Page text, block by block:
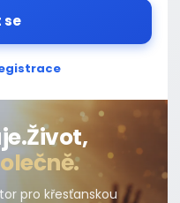
se
Život,
pro křesťanskou